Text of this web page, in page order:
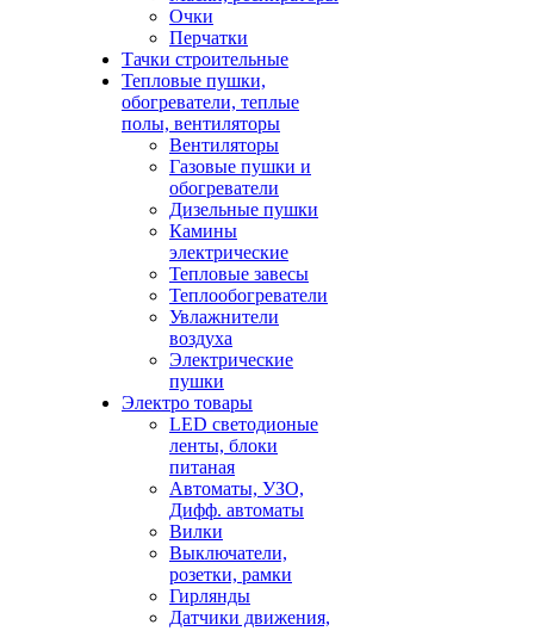
Очки
Перчатки
Тачки строительные
Тепловые пушки,
обогреватели, теплые
полы, вентиляторы
Вентиляторы
Газовые пушки и
обогреватели
Дизельные пушки
Камины
электрические
Тепловые завесы
Теплообогреватели
Увлажнители
воздуха
Электрические
пушки
Электро товары
LED светодионые
ленты, блоки
питаная
Автоматы, УЗО,
Дифф. автоматы
Вилки
Выключатели,
розетки, рамки
Гирлянды
Датчики движения,